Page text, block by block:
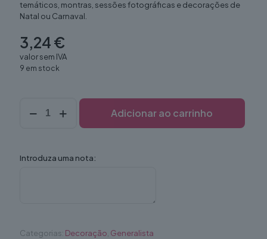
temáticos, montras, sessões fotográficas e decorações de
Natal ou Carnaval.
3,24€
valor sem IVA
9 em stock
Adicionar ao carrinho
Introduza uma nota:
Categorias: Decoração, Generalista